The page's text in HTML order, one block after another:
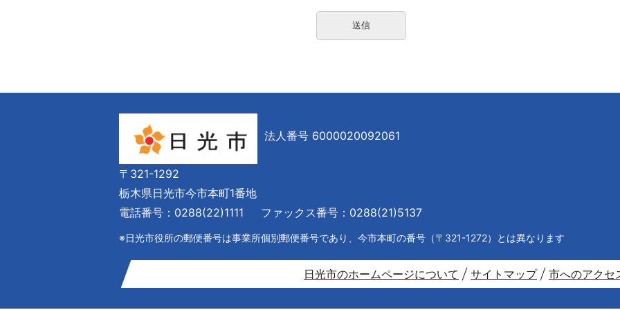
法人番号 6000020092061
〒321-1292
栃木県日光市今市本町1番地
電話番号：0288(22)1111
ファックス番号：0288(21)5137
※日光市役所の郵便番号は事業所個別郵便番号であり、今市本町の番号（〒321-1272）とは異なります
日光市のホームページについて サイトマップ 市へのアクセ